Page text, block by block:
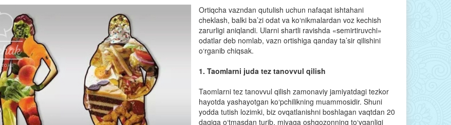
Ortiqcha vazndan qutulish uchun nafaqat ishtahani
cheklash, balki ba’zi odat va ko‘nikmalardan voz kechish
zarurligi aniqlandi. Ularni shartli ravishda «semirtiruvchi»
odatlar deb nomlab, vazn ortishiga qanday ta’sir qilishini
o‘rganib chiqsak.
1. Taomlarni juda tez tanovvul qilish
Taomlarni tez tanovvul qilish zamonaviy jamiyatdagi tezkor
hayotda yashayotgan ko‘pchilikning muammosidir. Shuni
yodda tutish lozimki, biz ovqatlanishni boshlagan vaqtdan 20
daqiqa o‘tmasdan turib, miyaga oshqozonning to‘yganligi